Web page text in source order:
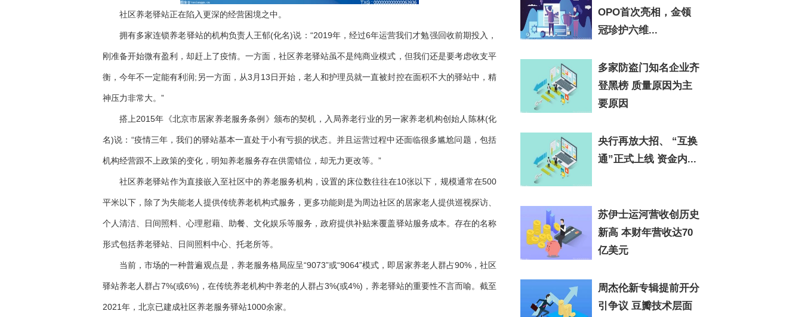
社区养老驿站正在陷入更深的经营困境之中。
拥有多家连锁养老驿站的机构负责人王郁(化名)说：“2019年，经过6年运营我们才勉强回收前期投入，
刚准备开始微有盈利，却赶上了疫情。一方面，社区养老驿站虽不是纯商业模式，但我们还是要考虑收支平
衡，今年不一定能有利润;另一方面，从3月13日开始，老人和护理员就一直被封控在面积不大的驿站中，精
神压力非常大。”
搭上2015年《北京市居家养老服务条例》颁布的契机，入局养老行业的另一家养老机构创始人陈林(化
名)说：“疫情三年，我们的驿站基本一直处于小有亏损的状态。并且运营过程中还面临很多尴尬问题，包括
机构经营跟不上政策的变化，明知养老服务存在供需错位，却无力更改等。”
社区养老驿站作为直接嵌入至社区中的养老服务机构，设置的床位数往往在10张以下，规模通常在500
平米以下，除了为失能老人提供传统养老机构式服务，更多功能则是为周边社区的居家老人提供巡视探访、
个人清洁、日间照料、心理慰藉、助餐、文化娱乐等服务，政府提供补贴来覆盖驿站服务成本。存在的名称
形式包括养老驿站、日间照料中心、托老所等。
当前，市场的一种普遍观点是，养老服务格局应呈“9073”或“9064”模式，即居家养老人群占90%，社区
驿站养老人群占7%(或6%)，在传统养老机构中养老的人群占3%(或4%)，养老驿站的重要性不言而喻。截至
2021年，北京已建成社区养老服务驿站1000余家。
OPO首次亮相，金领
冠珍护六维...
多家防盗门知名企业齐
登黑榜 质量原因为主
要原因
央行再放大招、 “互换
通”正式上线 资金内...
苏伊士运河营收创历史
新高 本财年营收达70
亿美元
周杰伦新专辑提前开分
引争议 豆瓣技术层面